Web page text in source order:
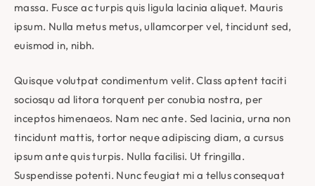
massa. Fusce ac turpis quis ligula lacinia aliquet. Mauris
ipsum. Nulla metus metus, ullamcorper vel, tincidunt sed,
euismod in, nibh.
Quisque volutpat condimentum velit. Class aptent taciti
sociosqu ad litora torquent per conubia nostra, per
inceptos himenaeos. Nam nec ante. Sed lacinia, urna non
tincidunt mattis, tortor neque adipiscing diam, a cursus
ipsum ante quis turpis. Nulla facilisi. Ut fringilla.
Suspendisse potenti. Nunc feugiat mi a tellus consequat